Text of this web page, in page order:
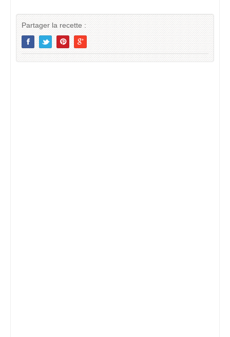
Partager la recette :